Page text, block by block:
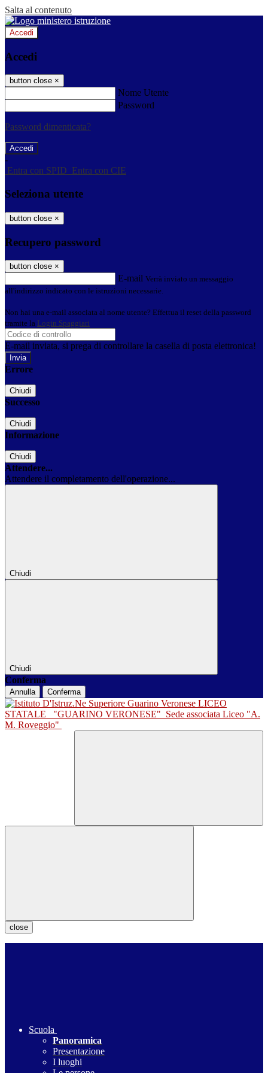
Salta al contenuto
Accedi
Accedi
button close ×
Nome Utente
Password
Password dimenticata?
-
Entra con SPID Entra con CIE
Seleziona utente
button close ×
Recupero password
button close ×
E-mail Verrà inviato un messaggio
all'indirizzo indicato con le istruzioni necessarie.
Non hai una e-mail associata al nome utente? Effettua il reset della password
tramite la Login Spaggiari
E-mail inviata, si prega di controllare la casella di posta elettronica!
Errore
Chiudi
Successo
Chiudi
Informazione
Chiudi
Attendere...
Attendere il completamento dell'operazione...
Chiudi
Chiudi
Conferma
Annulla Conferma
LICEO
STATALE
"GUARINO VERONESE" Sede associata Liceo "A.
M. Roveggio"
close
Scuola
Panoramica
Presentazione
I luoghi